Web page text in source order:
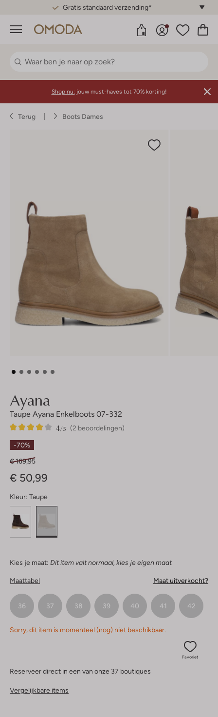
Gratis standaard verzending*
Menu
Shop nu: jouw must-haves tot 70% korting!
Terug Boots Dames
Ayana
Taupe Ayana Enkelboots 07-332
(2 beoordelingen)
4/5
2
4
Sterren
-70%
€ 169,95
€ 50,99
Kleur: Taupe
Kies je maat: Dit item valt normaal, kies je eigen maat
Maattabel Maat uitverkocht?
36 37 38 39 40 41 42
Sorry, dit item is momenteel (nog) niet beschikbaar.
Favoriet
Reserveer direct in een van onze 37 boutiques
Vergelijkbare items